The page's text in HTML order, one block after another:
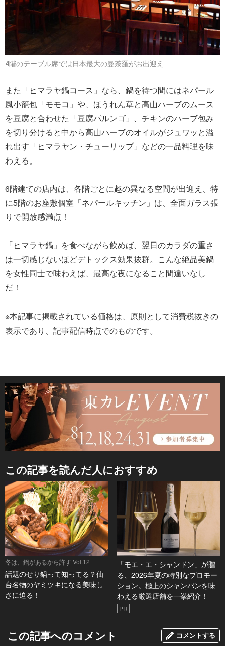
4階のテーブル席では日本最大の曼荼羅がお出迎え
また「ヒマラヤ鍋コース」なら、鍋を待つ間にはネパール
風小籠包「モモコ」や、ほうれん草と高山ハーブのムース
を豆腐と合わせた「豆腐パルンゴ」、チキンのハーブ包み
を切り分けると中から高山ハーブのオイルがジュワッと溢
れ出す「ヒマラヤン・チューリップ」などの一品料理を味
わえる。
6階建ての店内は、各階ごとに趣の異なる空間が出迎え、特
に5階のお座敷個室「ネパールキッチン」は、全面ガラス張
りで開放感満点！
「ヒマラヤ鍋」を食べながら飲めば、翌日のカラダの重さ
は一切感じないほどデトックス効果抜群。こんな絶品美鍋
を女性同士で味わえば、最高な夜になること間違いなし
だ！
※本記事に掲載されている価格は、原則として消費税抜きの
表示であり、記事配信時点でのものです。
この記事を読んだ人におすすめ
冬は、鍋があるから許す Vol.12
話題のせり鍋って知ってる？仙
台名物のヤミツキになる美味し
さに迫る！
「モエ・エ・シャンドン」が贈
る、2026年夏の特別なプロモー
ション。極上のシャンパンを味
わえる厳選店舗を一挙紹介！
PR
この記事へのコメント コメントする